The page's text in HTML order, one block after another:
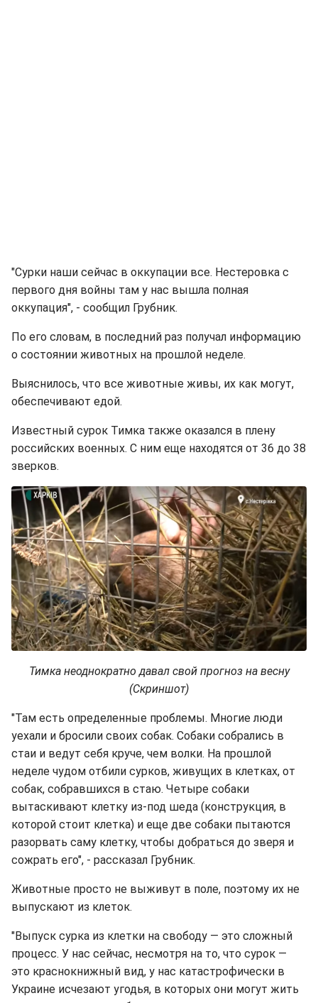
"Сурки наши сейчас в оккупации все. Нестеровка с
первого дня войны там у нас вышла полная
оккупация", - сообщил Грубник.
По его словам, в последний раз получал информацию
о состоянии животных на прошлой неделе.
Выяснилось, что все животные живы, их как могут,
обеспечивают едой.
Известный сурок Тимка также оказался в плену
российских военных. С ним еще находятся от 36 до 38
зверков.
Тимка неоднократно давал свой прогноз на весну
(Скриншот)
"Там есть определенные проблемы. Многие люди
уехали и бросили своих собак. Собаки собрались в
стаи и ведут себя круче, чем волки. На прошлой
неделе чудом отбили сурков, живущих в клетках, от
собак, собравшихся в стаю. Четыре собаки
вытаскивают клетку из-под шеда (конструкция, в
которой стоит клетка) и еще две собаки пытаются
разорвать саму клетку, чтобы добраться до зверя и
сожрать его", - рассказал Грубник.
Животные просто не выживут в поле, поэтому их не
выпускают из клеток.
"Выпуск сурка из клетки на свободу — это сложный
процесс. У нас сейчас, несмотря на то, что сурок —
это краснокнижный вид, у нас катастрофически в
Украине исчезают угодья, в которых они могут жить